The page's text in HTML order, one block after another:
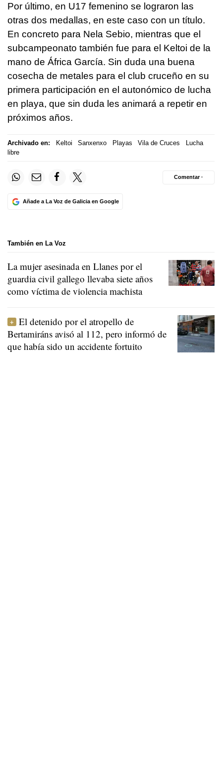
Por último, en U17 femenino se lograron las
otras dos medallas, en este caso con un título.
En concreto para Nela Sebio, mientras que el
subcampeonato también fue para el Keltoi de la
mano de África García. Sin duda una buena
cosecha de metales para el club cruceño en su
primera participación en el autonómico de lucha
en playa, que sin duda les animará a repetir en
próximos años.
Archivado en: Keltoi Sanxenxo Playas Vila de Cruces
Lucha
libre
Añade a La Voz de Galicia en Google
Comentar ·
También en La Voz
La mujer asesinada en Llanes por el
guardia civil gallego llevaba siete años
como víctima de violencia machista
El detenido por el atropello de
Bertamiráns avisó al 112, pero informó de
que había sido un accidente fortuito